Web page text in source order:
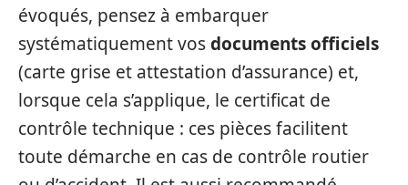
évoqués, pensez à embarquer
systématiquement vosdocuments officiels
(carte grise et attestation d’assurance) et,
lorsque cela s’applique, le certificat de
contrôle technique : ces pièces facilitent
toute démarche en cas de contrôle routier